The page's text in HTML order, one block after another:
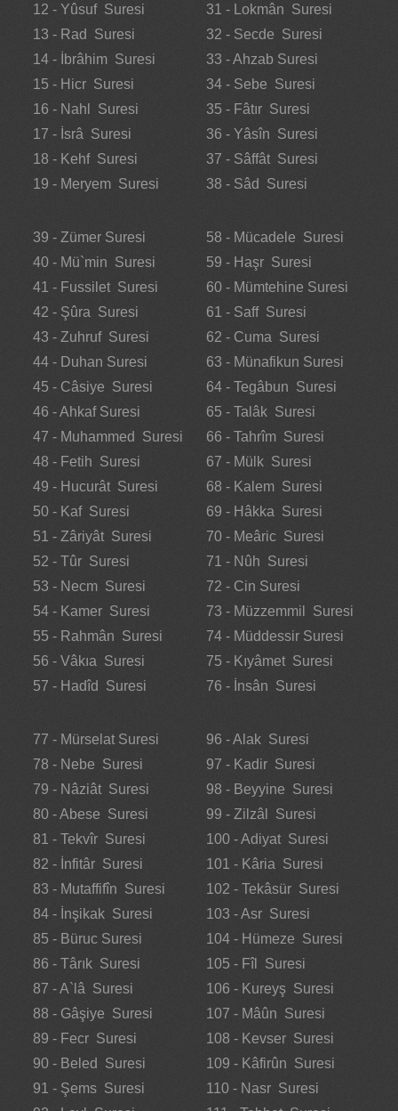
12 - Yûsuf Suresi
13 - Rad Suresi
14 - İbrâhim Suresi
15 - Hicr Suresi
16 - Nahl Suresi
17 - İsrâ Suresi
18 - Kehf Suresi
19 - Meryem Suresi
31 - Lokmân Suresi
32 - Secde Suresi
33 - Ahzab Suresi
34 - Sebe Suresi
35 - Fâtır Suresi
36 - Yâsîn Suresi
37 - Sâffât Suresi
38 - Sâd Suresi
39 - Zümer Suresi
40 - Mü`min Suresi
41 - Fussilet Suresi
42 - Şûra Suresi
43 - Zuhruf Suresi
44 - Duhan Suresi
45 - Câsiye Suresi
46 - Ahkaf Suresi
47 - Muhammed Suresi
48 - Fetih Suresi
49 - Hucurât Suresi
50 - Kaf Suresi
51 - Zâriyât Suresi
52 - Tûr Suresi
53 - Necm Suresi
54 - Kamer Suresi
55 - Rahmân Suresi
56 - Vâkıa Suresi
57 - Hadîd Suresi
58 - Mücadele Suresi
59 - Haşr Suresi
60 - Mümtehine Suresi
61 - Saff Suresi
62 - Cuma Suresi
63 - Münafikun Suresi
64 - Tegâbun Suresi
65 - Talâk Suresi
66 - Tahrîm Suresi
67 - Mülk Suresi
68 - Kalem Suresi
69 - Hâkka Suresi
70 - Meâric Suresi
71 - Nûh Suresi
72 - Cin Suresi
73 - Müzzemmil Suresi
74 - Müddessir Suresi
75 - Kıyâmet Suresi
76 - İnsân Suresi
77 - Mürselat Suresi
78 - Nebe Suresi
79 - Nâziât Suresi
80 - Abese Suresi
81 - Tekvîr Suresi
82 - İnfitâr Suresi
83 - Mutaffifîn Suresi
84 - İnşikak Suresi
85 - Büruc Suresi
86 - Târık Suresi
87 - A`lâ Suresi
88 - Gâşiye Suresi
89 - Fecr Suresi
90 - Beled Suresi
91 - Şems Suresi
96 - Alak Suresi
97 - Kadir Suresi
98 - Beyyine Suresi
99 - Zilzâl Suresi
100 - Adiyat Suresi
101 - Kâria Suresi
102 - Tekâsür Suresi
103 - Asr Suresi
104 - Hümeze Suresi
105 - Fîl Suresi
106 - Kureyş Suresi
107 - Mâûn Suresi
108 - Kevser Suresi
109 - Kâfirûn Suresi
110 - Nasr Suresi